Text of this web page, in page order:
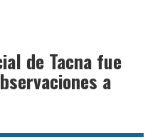
de Tacna fue
a